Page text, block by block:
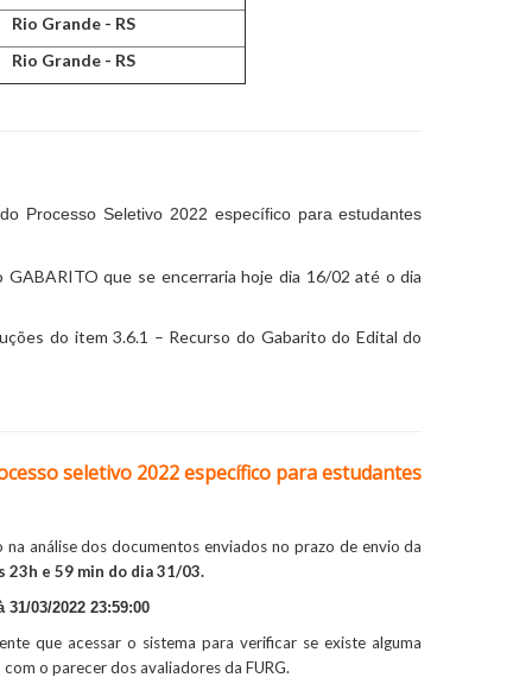
Rio Grande - RS
Rio Grande - RS
Processo Seletivo 2022 específico para estudantes
que se encerraria hoje dia 16/02 até o dia
do item 3.6.1 – Recurso do Gabarito do Edital do
seletivo 2022 específico para estudantes
análise dos documentos enviados no prazo de envio da
e 59 min do dia 31/03.
31/03/2022 23:59:00
que acessar o sistema para verificar se existe alguma
o parecer dos avaliadores da FURG.